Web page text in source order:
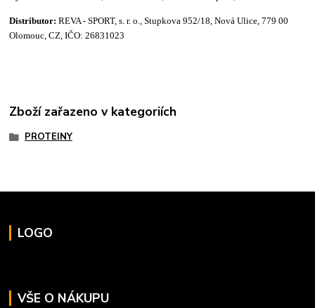
Distributor:REVA - SPORT, s. r. o., Stupkova 952/18, Nová Ulice, 779 00
Olomouc, CZ, IČO: 26831023
Zboží zařazeno v kategoriích
PROTEINY
LOGO
VŠE O NÁKUPU